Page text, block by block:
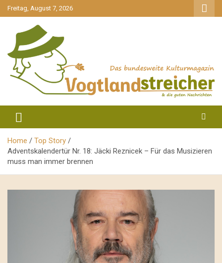
gehe
zum
Freitag, August 7, 2026
Vogtlandstreicher
Home
Top Story
Adventskalendertür Nr. 18: Jäcki Reznicek – Für das Musizieren
muss man immer brennen